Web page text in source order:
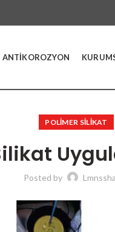
ANTIKOROZYON
POLİMER SİLİKAT
Posted by